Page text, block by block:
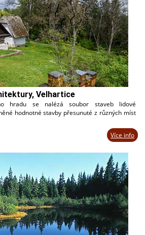
Velhartice
hradu se nalézá soubor staveb lidové
hodnotné stavby přesunuté z různých míst
Více info